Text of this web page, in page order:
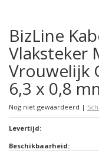
BizLine
Vlaksteker
Vrouwelijk
6,3 x 0,8
Nog niet gewaardeerd |
Levertijd:
Beschikbaarheid: